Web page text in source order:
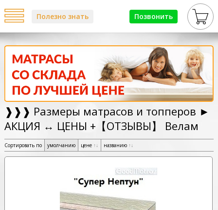
Позвонить
Полезно знать
❱❱❱ Размеры матрасов и топперов ►
АКЦИЯ ↔ ЦЕНЫ +【ОТЗЫВЫ】 Велам
Сортировать по умолчанию цене ↑↓ названию ↑↓